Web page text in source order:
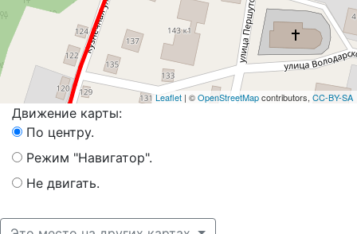
Leaflet | ©OpenStreetMapcontributors, CC-BY-SA
Движение карты:
По центру.
Режим "Навигатор".
Не двигать.